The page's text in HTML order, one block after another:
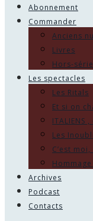
Abonnement
Commander
Anciens
Livres
Hors-série
Les spectacles
Les Ritals
Et si on
ITALIENS
Les
C’est moi,
Archives
Podcast
Contacts